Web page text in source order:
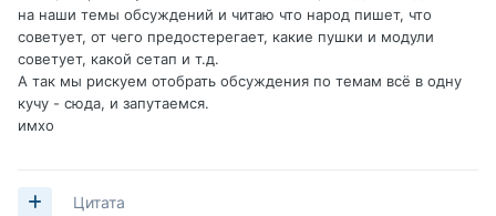
на наши темы обсуждений и читаю что народ пишет, что
советует, от чего предостерегает, какие пушки и модули
советует, какой сетап и т.д.
А так мы рискуем отобрать обсуждения по темам всё в одну
кучу - сюда, и запутаемся.
имхо
Цитата